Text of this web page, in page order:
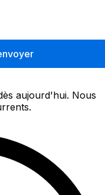
aujourd'hui. Nous